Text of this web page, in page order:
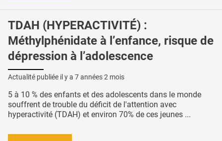
TDAH (HYPERACTIVITÉ) :
Méthylphénidate à l’enfance, risque de
dépression à l’adolescence
Actualité publiée il y a 7 années 2 mois
5 à 10 % des enfants et des adolescents dans le monde
souffrent de trouble du déficit de l'attention avec
hyperactivité (TDAH) et environ 70% de ces jeunes ...